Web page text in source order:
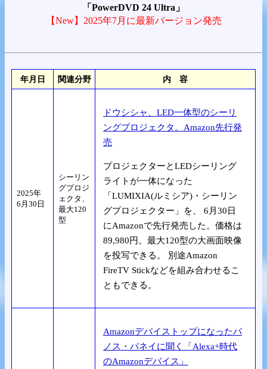
「PowerDVD 24 Ultra」
【New】2025年7月に最新バージョン発売
年月日 関連分野 内 容
2025年
6月30日
シーリン
グプロジ
ェクタ、
最大120
型
ドウシシャ、LED一体型のシーリ
ングプロジェクタ。Amazon先行発
売
プロジェクターとLEDシーリング
ライトが一体になった
「LUMIXIA(ルミシア)・シーリン
グプロジェクター」を、 6月30日
にAmazonで先行発売した。価格は
89,980円。最大120型の大画面映像
を投写できる。 別途Amazon
FireTV Stickなどを組み合わせるこ
ともできる。
Amazonデバイストップになったパ
ノス・パネイに聞く「Alexa+時代
のAmazonデバイス」